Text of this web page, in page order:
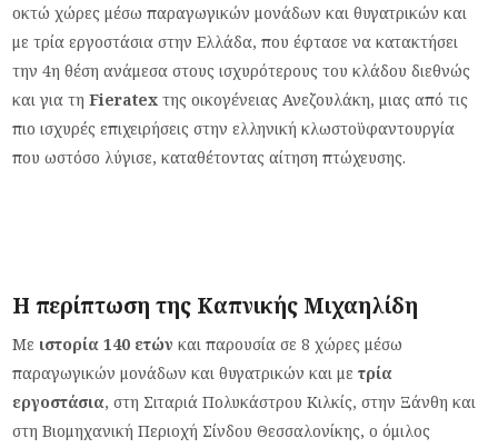
οκτώ χώρες μέσω παραγωγικών μονάδων και θυγατρικών και
με τρία εργοστάσια στην Ελλάδα, που έφτασε να κατακτήσει
την 4η θέση ανάμεσα στους ισχυρότερους του κλάδου διεθνώς
και για τηFieratex της οικογένειας Ανεζουλάκη, μιας από τις
πιο ισχυρές επιχειρήσεις στην ελληνική κλωστοϋφαντουργία
που ωστόσο λύγισε, καταθέτοντας αίτηση πτώχευσης.
Η περίπτωση της Καπνικής Μιχαηλίδη
Με ιστορία 140 ετώνκαι παρουσία σε 8 χώρες μέσω
παραγωγικών μονάδων και θυγατρικών και μετρία
εργοστάσια, στη Σιταριά Πολυκάστρου Kιλκίς, στην Ξάνθη και
στη Bιομηχανική Περιοχή Σίνδου Θεσσαλονίκης, ο όμιλος